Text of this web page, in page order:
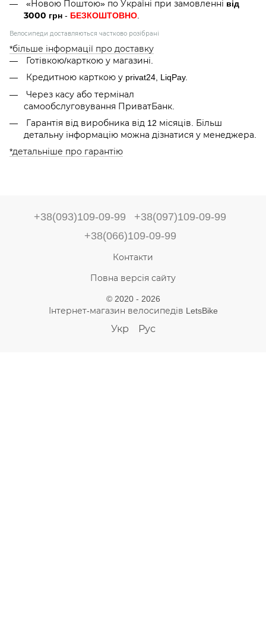
«Новою Поштою» по Україні при замовленні від
3000 грн - БЕЗКОШТОВНО.
Велосипеди доставляються частково розібрані
*більше інформації про доставку
Готівкою/карткою у магазині.
Кредитною карткою у privat24, LiqPay.
Через касу або термінал
самообслуговування ПриватБанк.
Гарантія від виробника від 12 місяців. Більш
детальну інформацію можна дізнатися у менеджера.
*детальніше про гарантію
+38(093)109-09-99
+38(097)109-09-99
+38(066)109-09-99
Контакти
Повна версія сайту
© 2020 - 2026
Інтернет-магазин велосипедів LetsBike
Укр Рус